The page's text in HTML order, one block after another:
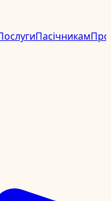
ПасічникамПро